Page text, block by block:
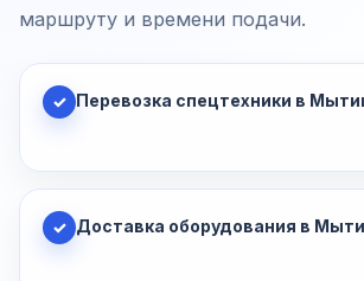
маршруту и времени подачи.
✓ Перевозка спецтехники в
✓ Доставка оборудования в